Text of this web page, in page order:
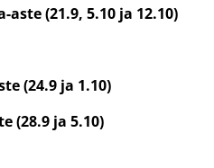
(21.9, 5.10 ja 12.10)
(24.9 ja 1.10)
(28.9 ja 5.10)